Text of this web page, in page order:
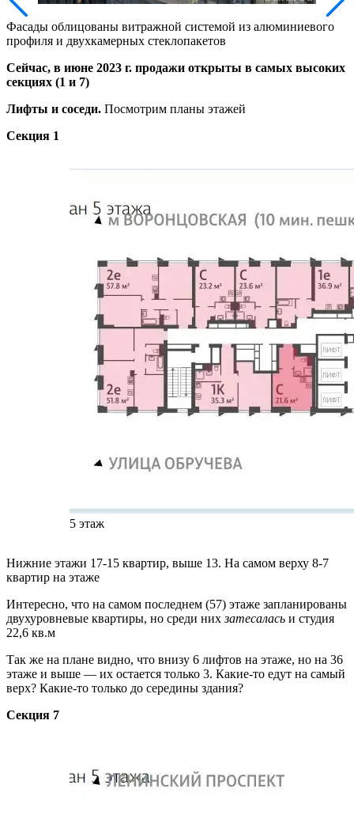
Фасады облицованы витражной системой из алюминиевого
профиля и двухкамерных стеклопакетов
Сейчас, в июне 2023 г. продажи открыты в самых высоких
секциях (1 и 7)
Лифты и соседи. Посмотрим планы этажей
Секция 1
5 этаж
Нижние этажи 17-15 квартир, выше 13. На самом верху 8-7
квартир на этаже
Интересно, что на самом последнем (57) этаже запланированы
двухуровневые квартиры, но среди нихзатесалась и студия
22,6 кв.м
Так же на плане видно, что внизу 6 лифтов на этаже, но на 36
этаже и выше — их остается только 3. Какие-то едут на самый
верх? Какие-то только до середины здания?
Секция 7